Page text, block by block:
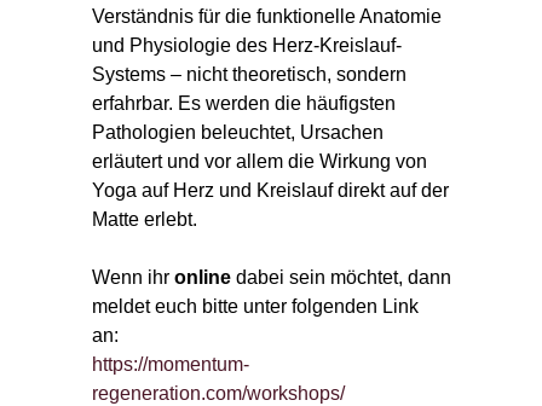
Verständnis für die funktionelle Anatomie
und Physiologie des Herz-Kreislauf-
Systems – nicht theoretisch, sondern
erfahrbar. Es werden die häufigsten
Pathologien beleuchtet, Ursachen
erläutert und vor allem die Wirkung von
Yoga auf Herz und Kreislauf direkt auf der
Matte erlebt.
Wenn ihronline dabei sein möchtet, dann
meldet euch bitte unter folgenden Link
an:
https://momentum-
regeneration.com/workshops/